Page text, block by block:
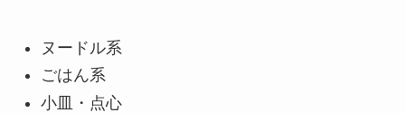
ヌードル系
ごはん系
小皿・点心